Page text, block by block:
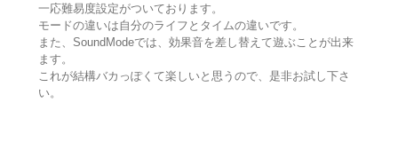
一応難易度設定がついております。
モードの違いは自分のライフとタイムの違いです。
また、SoundModeでは、効果音を差し替えて遊ぶことが出来
ます。
これが結構バカっぽくて楽しいと思うので、是非お試し下さ
い。